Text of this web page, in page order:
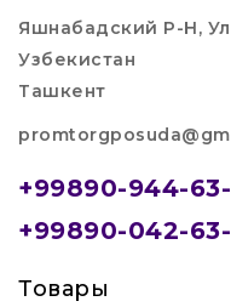
Яшнабадский Р-Н,
Узбекистан
Ташкент
+99890-944-
+99890-042-
Товары